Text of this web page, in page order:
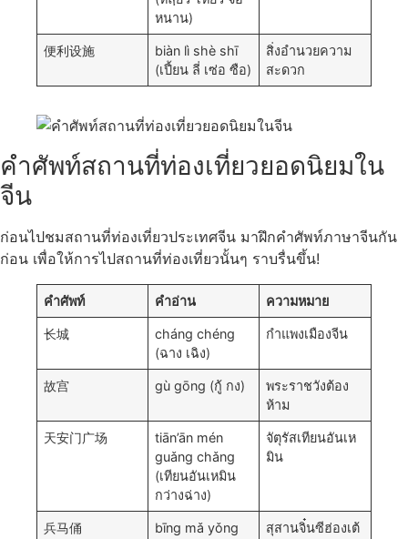
หนาน)
便利设施
biàn lì shè shī
(เปี้ยน ลี่ เซ่อ ซือ)
สิ่งอำนวยความ
สะดวก
คำศัพท์สถานที่ท่องเที่ยวยอดนิยมใน
จีน
ก่อนไปชมสถานที่ท่องเที่ยวประเทศจีน มาฝึกคำศัพท์ภาษาจีนกัน
ก่อน เพื่อให้การไปสถานที่ท่องเที่ยวนั้นๆ ราบรื่นขึ้น!
คำศัพท์ คำอ่าน ความหมาย
长城
cháng chéng
(ฉาง เฉิง)
กำแพงเมืองจีน
故宫 gù gōng (กู้ กง)
พระราชวังต้อง
ห้าม
天安门广场
tiān’ān mén
guǎng chǎng
(เทียนอันเหมิน
กว่างฉ่าง)
จัตุรัสเทียนอันเห
มิน
兵马俑 bīng mǎ yǒng สุสานจิ๋นซีฮ่องเต้